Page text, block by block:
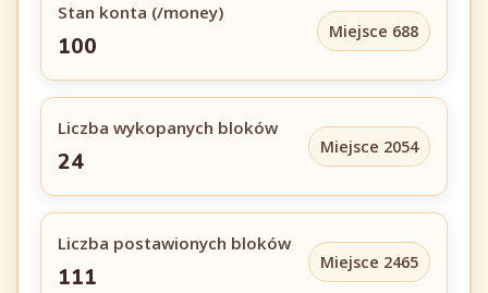
Stan konta (/money)
100
Miejsce 688
Liczba wykopanych bloków
24
Miejsce 2054
Liczba postawionych bloków
111
Miejsce 2465